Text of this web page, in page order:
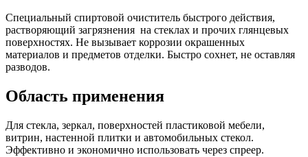
Специальный спиртовой очиститель быстрого действия,
растворяющий загрязнения на стеклах и прочих глянцевых
поверхностях. Не вызывает коррозии окрашенных
материалов и предметов отделки. Быстро сохнет, не оставляя
разводов.
Область применения
Для стекла, зеркал, поверхностей пластиковой мебели,
витрин, настенной плитки и автомобильных стекол.
Эффективно и экономично использовать через спреер.